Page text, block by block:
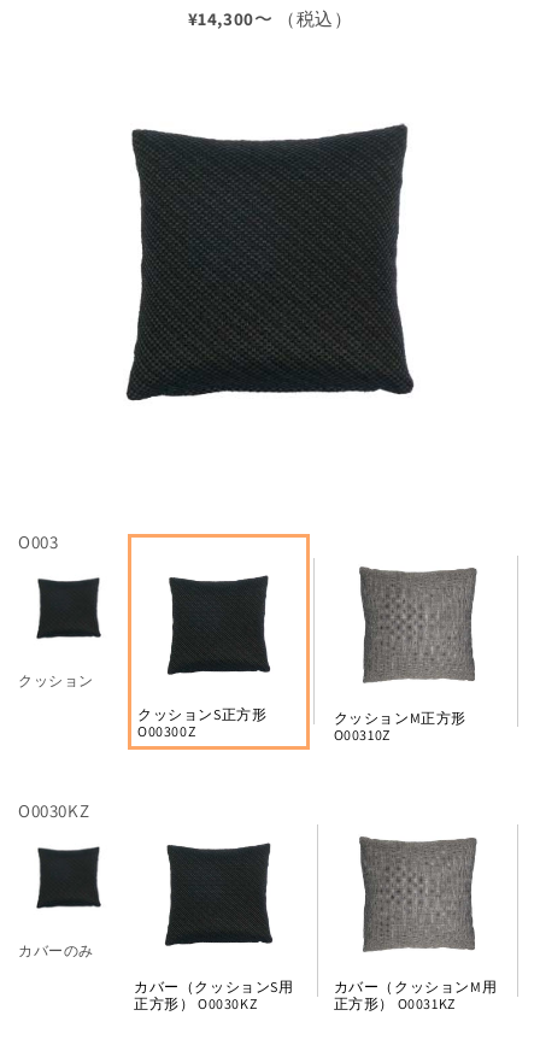
¥14,300〜 （税込）
O003
クッション
クッションS正方形
O00300Z
クッションM正方形
O00310Z
O0030KZ
カバーのみ
カバー（クッションS用
正方形） O0030KZ
カバー（クッションM用
正方形） O0031KZ